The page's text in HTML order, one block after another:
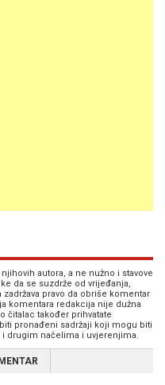
autora, a ne nužno i stavove
da se suzdrže od vrijeđanja,
pravo da obriše komentar
komentara redakcija nije dužna
čitalac također prihvatate
pronađeni sadržaji koji mogu biti
drugim načelima i uvjerenjima.